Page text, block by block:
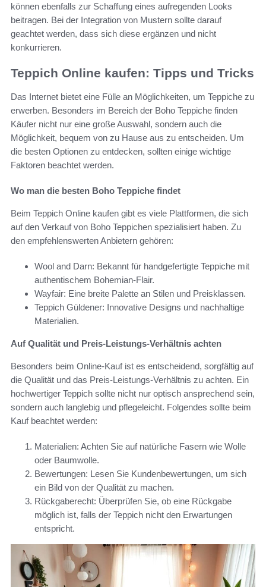
können ebenfalls zur Schaffung eines aufregenden Looks
beitragen. Bei der Integration von Mustern sollte darauf
geachtet werden, dass sich diese ergänzen und nicht
konkurrieren.
Teppich Online kaufen: Tipps und Tricks
Das Internet bietet eine Fülle an Möglichkeiten, um Teppiche zu
erwerben. Besonders im Bereich der Boho Teppiche finden
Käufer nicht nur eine große Auswahl, sondern auch die
Möglichkeit, bequem von zu Hause aus zu entscheiden. Um
die besten Optionen zu entdecken, sollten einige wichtige
Faktoren beachtet werden.
Wo man die besten Boho Teppiche findet
Beim Teppich Online kaufen gibt es viele Plattformen, die sich
auf den Verkauf von Boho Teppichen spezialisiert haben. Zu
den empfehlenswerten Anbietern gehören:
Wool and Darn: Bekannt für handgefertigte Teppiche mit
authentischem Bohemian-Flair.
Wayfair: Eine breite Palette an Stilen und Preisklassen.
Teppich Güldener: Innovative Designs und nachhaltige
Materialien.
Auf Qualität und Preis-Leistungs-Verhältnis achten
Besonders beim Online-Kauf ist es entscheidend, sorgfältig auf
die Qualität und das Preis-Leistungs-Verhältnis zu achten. Ein
hochwertiger Teppich sollte nicht nur optisch ansprechend sein,
sondern auch langlebig und pflegeleicht. Folgendes sollte beim
Kauf beachtet werden:
Materialien: Achten Sie auf natürliche Fasern wie Wolle
oder Baumwolle.
Bewertungen: Lesen Sie Kundenbewertungen, um sich
ein Bild von der Qualität zu machen.
Rückgaberecht: Überprüfen Sie, ob eine Rückgabe
möglich ist, falls der Teppich nicht den Erwartungen
entspricht.